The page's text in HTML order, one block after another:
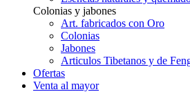
Colonias y jabones
Art. fabricados con Oro
Colonias
Jabones
Articulos Tibetanos y de
Ofertas
Venta al mayor